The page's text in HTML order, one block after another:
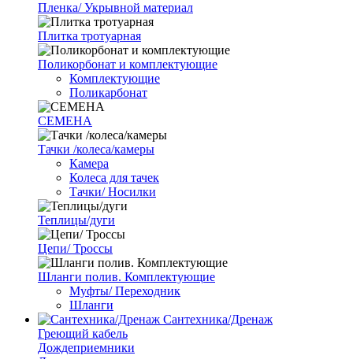
Пленка/ Укрывной материал
Плитка тротуарная
Поликорбонат и комплектующие
Комплектующие
Поликарбонат
СЕМЕНА
Тачки /колеса/камеры
Камера
Колеса для тачек
Тачки/ Носилки
Теплицы/дуги
Цепи/ Троссы
Шланги полив. Комплектующие
Муфты/ Переходник
Шланги
Сантехника/Дренаж
Греющий кабель
Дождеприемники